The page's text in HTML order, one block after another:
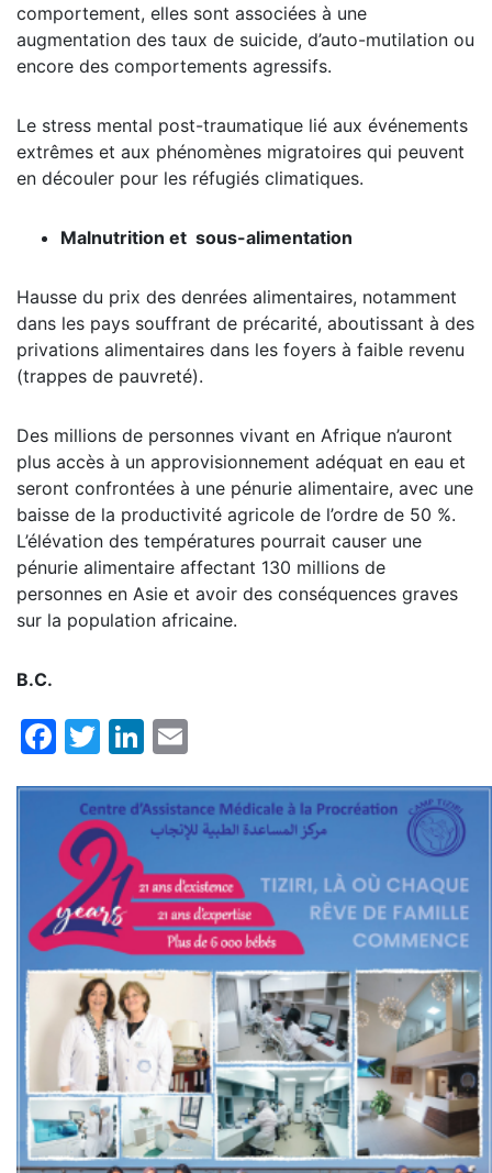
comportement, elles sont associées à une
augmentation des taux de suicide, d’auto-mutilation ou
encore des comportements agressifs.
Le stress mental post-traumatique lié aux événements
extrêmes et aux phénomènes migratoires qui peuvent
en découler pour les réfugiés climatiques.
Malnutrition et sous-alimentation
Hausse du prix des denrées alimentaires, notamment
dans les pays souffrant de précarité, aboutissant à des
privations alimentaires dans les foyers à faible revenu
(trappes de pauvreté).
Des millions de personnes vivant en Afrique n’auront
plus accès à un approvisionnement adéquat en eau et
seront confrontées à une pénurie alimentaire, avec une
baisse de la productivité agricole de l’ordre de 50 %.
L’élévation des températures pourrait causer une
pénurie alimentaire affectant 130 millions de
personnes en Asie et avoir des conséquences graves
sur la population africaine.
B.C.
Facebook
TwitterLinkedIn